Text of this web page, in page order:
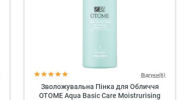
Відгуки(6)
Зволожувальна Пінка для Обличчя
OTOME Aqua Basic Care Moistrurising